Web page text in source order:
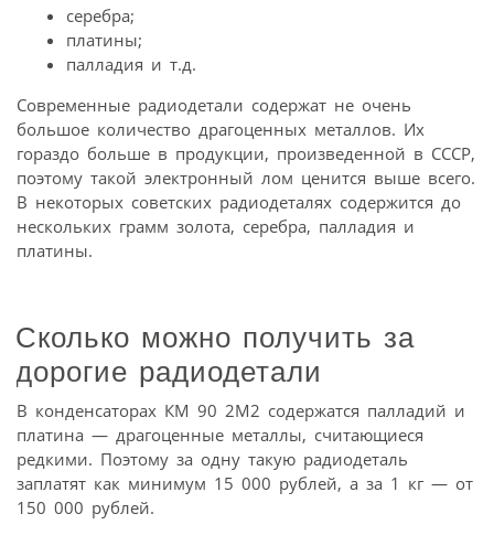
серебра;
платины;
палладия и т.д.
Современные радиодетали содержат не очень
большое количество драгоценных металлов. Их
гораздо больше в продукции, произведенной в СССР,
поэтому такой электронный лом ценится выше всего.
В некоторых советских радиодеталях содержится до
нескольких грамм золота, серебра, палладия и
платины.
Сколько можно получить за
дорогие радиодетали
В конденсаторах КМ 90 2М2 содержатся палладий и
платина — драгоценные металлы, считающиеся
редкими. Поэтому за одну такую радиодеталь
заплатят как минимум 15 000 рублей, а за 1 кг — от
150 000 рублей.